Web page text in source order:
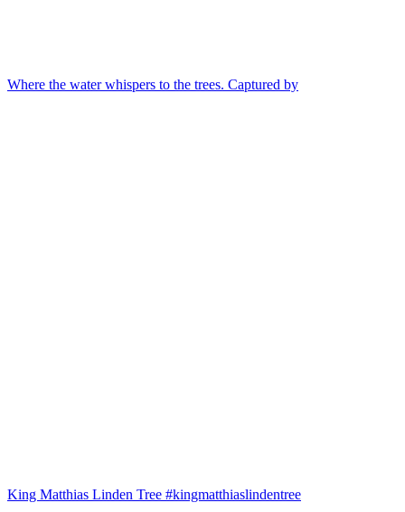
Where the water whispers to the trees. Captured by
King Matthias Linden Tree #kingmatthiaslindentree